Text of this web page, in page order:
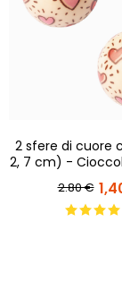
2 sfere di cuore
2, 7 cm) -
2.80 €